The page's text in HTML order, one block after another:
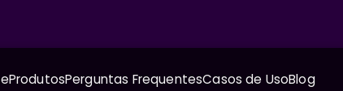
ProdutosPerguntas FrequentesCasos de UsoBlog